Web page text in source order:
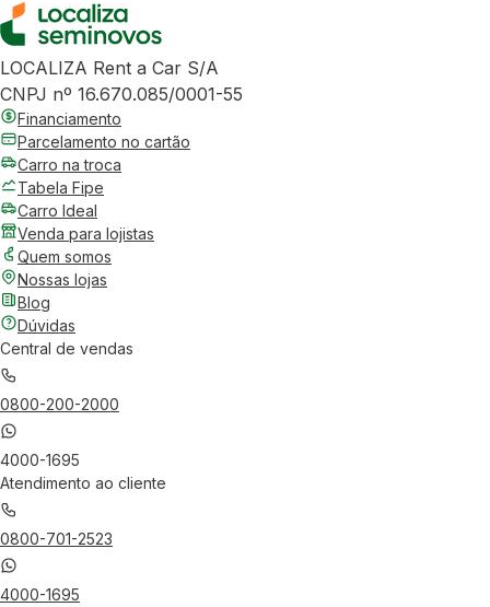
LOCALIZA Rent a Car S/A
CNPJ nº 16.670.085/0001-55
Financiamento
Parcelamento no cartão
Carro na troca
Tabela Fipe
Carro Ideal
Venda para lojistas
Quem somos
Nossas lojas
Blog
Dúvidas
Central de vendas
0800-200-2000
4000-1695
Atendimento ao cliente
0800-701-2523
4000-1695